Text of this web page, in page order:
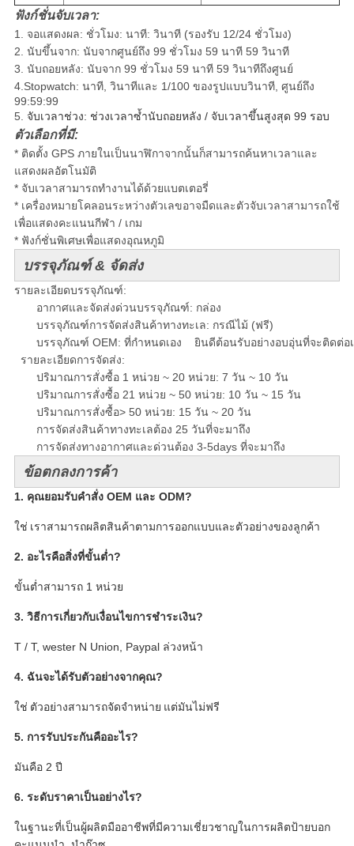
ฟังก์ชั่นจับเวลา:
1. จอแสดงผล: ชั่วโมง: นาที: วินาที (รองรับ 12/24 ชั่วโมง)
2. นับขึ้นจาก: นับจากศูนย์ถึง 99 ชั่วโมง 59 นาที 59 วินาที
3. นับถอยหลัง: นับจาก 99 ชั่วโมง 59 นาที 59 วินาทีถึงศูนย์
4.Stopwatch: นาที, วินาทีและ 1/100 ของรูปแบบวินาที, ศูนย์ถึง
99:59:99
5. จับเวลาช่วง: ช่วงเวลาซ้ำนับถอยหลัง / จับเวลาขึ้นสูงสุด 99 รอบ
ตัวเลือกที่มี:
* ติดตั้ง GPS ภายในเป็นนาฬิกาจากนั้นก็สามารถค้นหาเวลาและ
แสดงผลอัตโนมัติ
* จับเวลาสามารถทำงานได้ด้วยแบตเตอรี่
* เครื่องหมายโคลอนระหว่างตัวเลขอาจมืดและตัวจับเวลาสามารถใช้
เพื่อแสดงคะแนนกีฬา / เกม
* ฟังก์ชั่นพิเศษเพื่อแสดงอุณหภูมิ
บรรจุภัณฑ์ & จัดส่ง
รายละเอียดบรรจุภัณฑ์:
อากาศและจัดส่งด่วนบรรจุภัณฑ์: กล่อง
บรรจุภัณฑ์การจัดส่งสินค้าทางทะเล: กรณีไม้ (ฟรี)
บรรจุภัณฑ์ OEM: ที่กำหนดเอง
ยินดีต้อนรับอย่างอบอุ่นที่จะติดต่อ
รายละเอียดการจัดส่ง:
ปริมาณการสั่งซื้อ 1 หน่วย ~ 20 หน่วย: 7 วัน ~ 10 วัน
ปริมาณการสั่งซื้อ 21 หน่วย ~ 50 หน่วย: 10 วัน ~ 15 วัน
ปริมาณการสั่งซื้อ> 50 หน่วย: 15 วัน ~ 20 วัน
การจัดส่งสินค้าทางทะเลต้อง 25 วันที่จะมาถึง
การจัดส่งทางอากาศและด่วนต้อง 3-5days ที่จะมาถึง
ข้อตกลงการค้า
1. คุณยอมรับคำสั่ง OEM และ ODM?
ใช่ เราสามารถผลิตสินค้าตามการออกแบบและตัวอย่างของลูกค้า
2. อะไรคือสิ่งที่ขั้นต่ำ?
ขั้นต่ำสามารถ 1 หน่วย
3. วิธีการเกี่ยวกับเงื่อนไขการชำระเงิน?
T / T, wester N Union, Paypal ล่วงหน้า
4. ฉันจะได้รับตัวอย่างจากคุณ?
ใช่ ตัวอย่างสามารถจัดจำหน่าย แต่มันไม่ฟรี
5. การรับประกันคืออะไร?
มันคือ 2 ปี
6. ระดับราคาเป็นอย่างไร?
ในฐานะที่เป็นผู้ผลิตมืออาชีพที่มีความเชี่ยวชาญในการผลิตป้ายบอก